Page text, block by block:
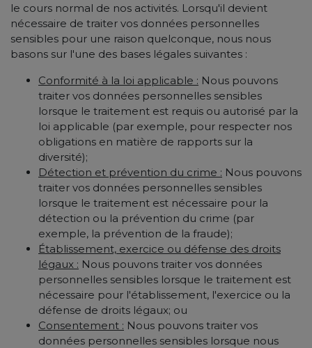
le cours normal de nos activités. Lorsqu'il devient
nécessaire de traiter vos données personnelles
sensibles pour une raison quelconque, nous nous
basons sur l'une des bases légales suivantes :
Conformité à la loi applicable : Nous pouvons
traiter vos données personnelles sensibles
lorsque le traitement est requis ou autorisé par la
loi applicable (par exemple, pour respecter nos
obligations en matière de rapports sur la
diversité);
Détection et prévention du crime : Nous pouvons
traiter vos données personnelles sensibles
lorsque le traitement est nécessaire pour la
détection ou la prévention du crime (par
exemple, la prévention de la fraude);
Établissement, exercice ou défense des droits
légaux : Nous pouvons traiter vos données
personnelles sensibles lorsque le traitement est
nécessaire pour l'établissement, l'exercice ou la
défense de droits légaux; ou
Consentement : Nous pouvons traiter vos
données personnelles sensibles lorsque nous